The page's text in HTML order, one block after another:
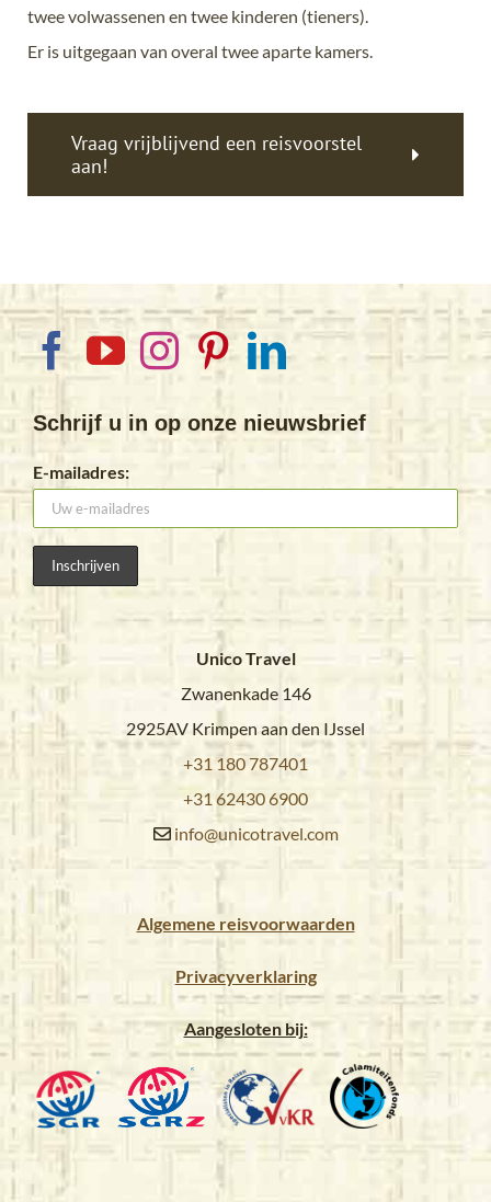
twee volwassenen en twee kinderen (tieners).
Er is uitgegaan van overal twee aparte kamers.
Vraag vrijblijvend een reisvoorstel
aan!
Schrijf u in op onze nieuwsbrief
E-mailadres:
Unico Travel
Zwanenkade 146
2925AV Krimpen aan den IJssel
+31 180 787401
+31 62430 6900
info@unicotravel.com
Algemene reisvoorwaarden
Privacyverklaring
Aangesloten bij: